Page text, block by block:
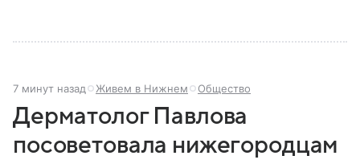
7 минут назад Живем в Нижнем Общество
Дерматолог Павлова
посоветовала нижегородцам